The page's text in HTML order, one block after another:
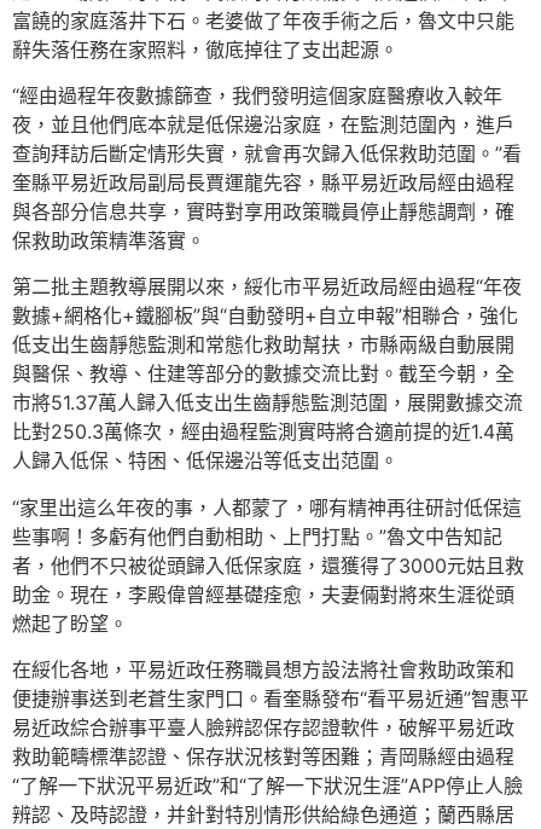
富饒的家庭落井下石。老婆做了年夜手術之后，魯文中只能
辭失落任務在家照料，徹底掉往了支出起源。
“經由過程年夜數據篩查，我們發明這個家庭醫療收入較年
夜，並且他們底本就是低保邊沿家庭，在監測范圍內，進戶
查詢拜訪后斷定情形失實，就會再次歸入低保救助范圍。”看
奎縣平易近政局副局長賈運龍先容，縣平易近政局經由過程
與各部分信息共享，實時對享用政策職員停止靜態調劑，確
保救助政策精準落實。
第二批主題教導展開以來，綏化市平易近政局經由過程“年夜
數據+網格化+鐵腳板”與“自動發明+自立申報”相聯合，強化
低支出生齒靜態監測和常態化救助幫扶，市縣兩級自動展開
與醫保、教導、住建等部分的數據交流比對。截至今朝，全
市將51.37萬人歸入低支出生齒靜態監測范圍，展開數據交流
比對250.3萬條次，經由過程監測實時將合適前提的近1.4萬
人歸入低保、特困、低保邊沿等低支出范圍。
“家里出這么年夜的事，人都蒙了，哪有精神再往研討低保這
些事啊！多虧有他們自動相助、上門打點。”魯文中告知記
者，他們不只被從頭歸入低保家庭，還獲得了3000元姑且救
助金。現在，李殿偉曾經基礎痊愈，夫妻倆對將來生涯從頭
燃起了盼望。
在綏化各地，平易近政任務職員想方設法將社會救助政策和
便捷辦事送到老蒼生家門口。看奎縣發布“看平易近通”智惠平
易近政綜合辦事平臺人臉辨認保存認證軟件，破解平易近政
救助範疇標準認證、保存狀況核對等困難；青岡縣經由過程
“了解一下狀況平易近政”和“了解一下狀況生涯”APP停止人臉
辨認、及時認證，并針對特別情形供給綠色通道；蘭西縣居